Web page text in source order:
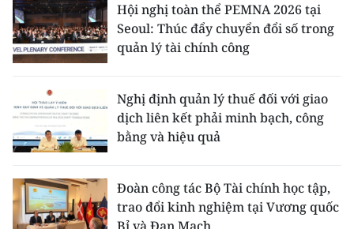
Hội nghị toàn thể PEMNA 2026 tại
Seoul: Thúc đẩy chuyển đổi số trong
quản lý tài chính công
Nghị định quản lý thuế đối với giao
dịch liên kết phải minh bạch, công
bằng và hiệu quả
Đoàn công tác Bộ Tài chính học tập,
trao đổi kinh nghiệm tại Vương quốc